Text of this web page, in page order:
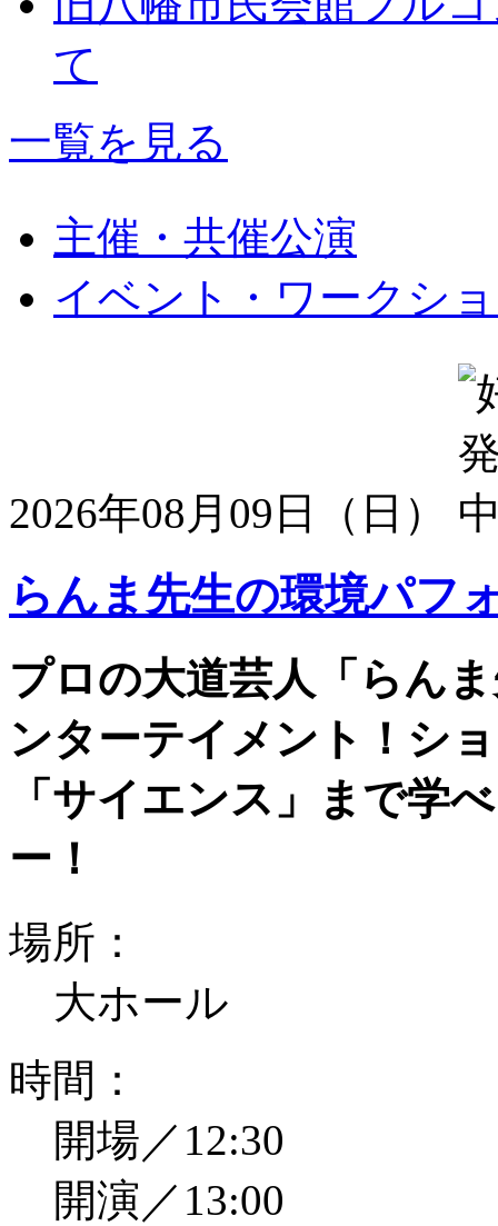
て
一覧を見る
主催・共催公演
イベント・ワークシ
2026年08月09日（日）
らんま先生の環境パフ
プロの大道芸人「らん
ンターテイメント！シ
「サイエンス」まで学
ー！
場所：
大ホール
時間：
開場／12:30
開演／13:00